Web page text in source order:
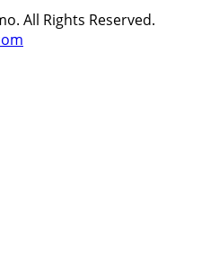
All Rights Reserved.